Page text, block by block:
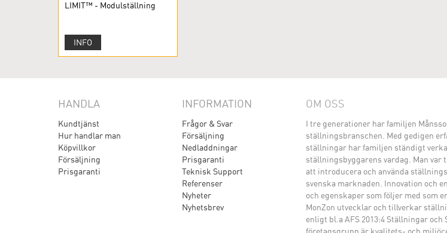
LIMIT™ - Modulställning
INFO
HANDLA
Kundtjänst
Hur handlar man
Köpvillkor
Försäljning
Prisgaranti
INFORMATION
Frågor & Svar
Försäljning
Nedladdningar
Prisgaranti
Teknisk Support
Referenser
Nyheter
Nyhetsbrev
OM OSS
I tre generationer har familjen
ställningsbranschen. Med gedigen
ställningar har familjen ständigt
ställningsbyggarens vardag. Man var
att introducera och använda
svenska marknaden. Innovation och
och egenskaper som följer med som
MonZon utvecklar och tillverkar
enligt bl.a AFS 2013:4 Ställningar och